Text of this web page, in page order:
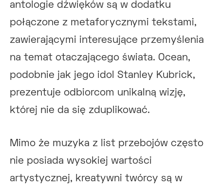
antologie dźwięków są w dodatku
połączone z metaforycznymi tekstami,
zawierającymi interesujące przemyślenia
na temat otaczającego świata. Ocean,
podobnie jak jego idol Stanley Kubrick,
prezentuje odbiorcom unikalną wizję,
której nie da się zduplikować.
Mimo że muzyka z list przebojów często
nie posiada wysokiej wartości
artystycznej, kreatywni twórcy są w